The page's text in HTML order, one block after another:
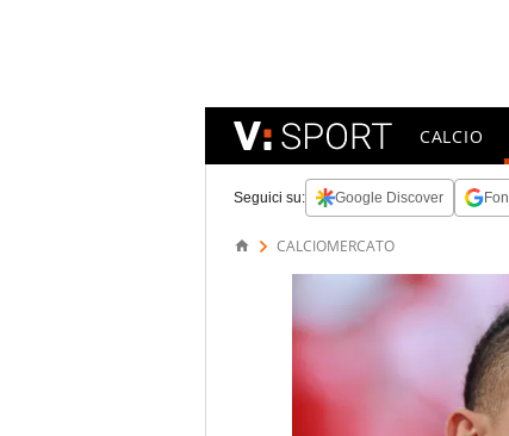
CALCIO
Seguici su: Google Discover
CALCIOMERCATO